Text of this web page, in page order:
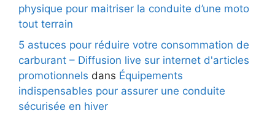
physique pour maitriser la conduite d’une moto
tout terrain
5 astuces pour réduire votre consommation de
carburant – Diffusion live sur internet d'articles
promotionnels dans Équipements
indispensables pour assurer une conduite
sécurisée en hiver